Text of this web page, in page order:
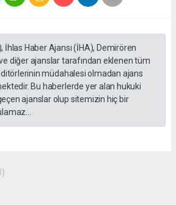
İhlas Haber Ajansı (İHA), Demirören
diğer ajanslar tarafından eklenen tüm
müdahalesi olmadan ajans
Bu haberlerde yer alan hukuki
ajanslar olup sitemizin hiç bir